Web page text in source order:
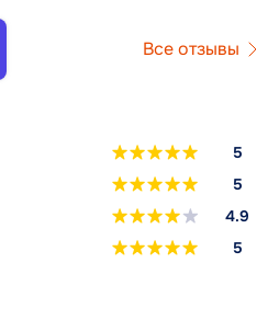
Все отзывы
5
5
4.9
5